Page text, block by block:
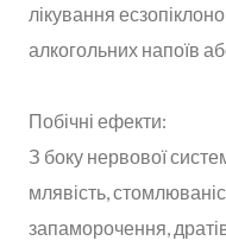
лікування
алкогольних напоїв
Побічні ефекти:
З боку нервової
млявість,
запаморочення,